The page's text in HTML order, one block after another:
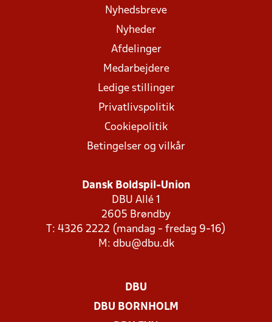
Nyhedsbreve
Nyheder
Afdelinger
Medarbejdere
Ledige stillinger
Privatlivspolitik
Cookiepolitik
Betingelser og vilkår
Dansk Boldspil-Union
DBU Allé 1
2605 Brøndby
T: 4326 2222 (mandag - fredag 9-16)
M: dbu@dbu.dk
DBU
DBU BORNHOLM